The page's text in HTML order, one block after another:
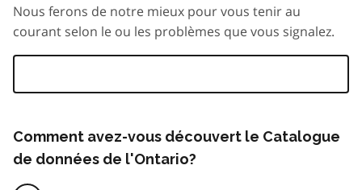
Nous ferons de notre mieux pour vous tenir au
courant selon le ou les problèmes que vous signalez.
Comment avez-vous découvert le Catalogue
de données de l'Ontario?